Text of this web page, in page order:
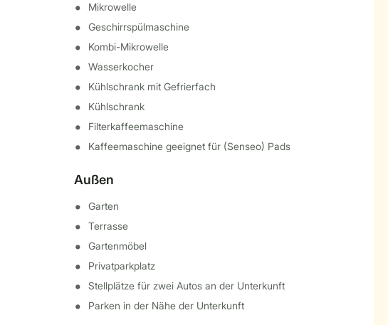
Mikrowelle
Geschirrspülmaschine
Kombi-Mikrowelle
Wasserkocher
Kühlschrank mit Gefrierfach
Kühlschrank
Filterkaffeemaschine
Kaffeemaschine geeignet für (Senseo) Pads
Außen
Garten
Terrasse
Gartenmöbel
Privatparkplatz
Stellplätze für zwei Autos an der Unterkunft
Parken in der Nähe der Unterkunft